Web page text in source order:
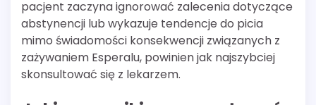
pacjent zaczyna ignorować zalecenia dotyczące
abstynencji lub wykazuje tendencje do picia
mimo świadomości konsekwencji związanych z
zażywaniem Esperalu, powinien jak najszybciej
skonsultować się z lekarzem.